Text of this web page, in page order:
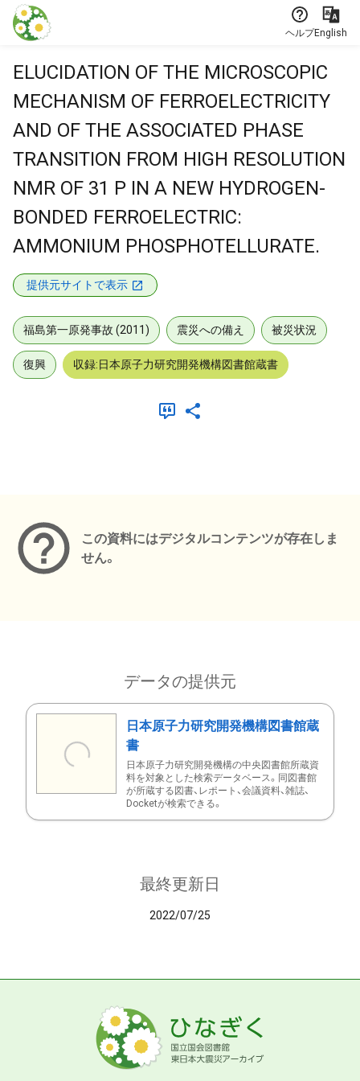
本文に飛ぶ
ヘルプEnglish
ELUCIDATION OF THE MICROSCOPIC
MECHANISM OF FERROELECTRICITY
AND OF THE ASSOCIATED PHASE
TRANSITION FROM HIGH RESOLUTION
NMR OF 31 P IN A NEW HYDROGEN-
BONDED FERROELECTRIC:
AMMONIUM PHOSPHOTELLURATE.
提供元サイトで表示
福島第一原発事故 (2011) 震災への備え 被災状況
復興 収録:日本原子力研究開発機構図書館蔵書
この資料にはデジタルコンテンツが存在しま
せん。
データの提供元
日本原子力研究開発機構図書館蔵
書
日本原子力研究開発機構の中央図書館所蔵資
料を対象とした検索データベース。同図書館
が所蔵する図書、レポート、会議資料、雑誌、
Docketが検索できる。
最終更新日
2022/07/25